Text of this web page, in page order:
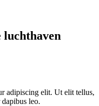
luchthaven
adipiscing elit. Ut elit tellus,
leo.